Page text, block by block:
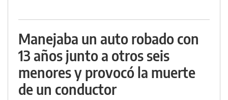
Manejaba un auto robado con
13 años junto a otros seis
menores y provocó la muerte
de un conductor